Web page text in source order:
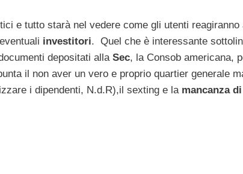
e tutto starà nel vedere come gli utenti
investitori. Quel che è interessante
depositati allaSec, la Consob americana,
il non aver un vero e proprio quartier generale
i dipendenti, N.d.R),il sexting e la mancanza